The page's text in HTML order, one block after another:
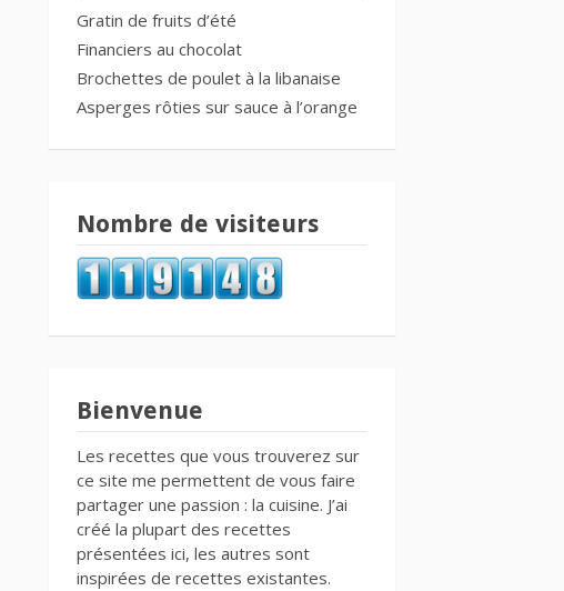
Gratin de fruits d’été
Financiers au chocolat
Brochettes de poulet à la libanaise
Asperges rôties sur sauce à l’orange
Nombre de visiteurs
Bienvenue
Les recettes que vous trouverez sur
ce site me permettent de vous faire
partager une passion : la cuisine. J’ai
créé la plupart des recettes
présentées ici, les autres sont
inspirées de recettes existantes.